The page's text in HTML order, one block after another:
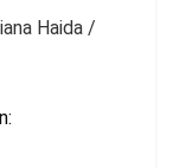
Haida /